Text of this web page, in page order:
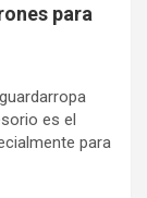
para
es el
para